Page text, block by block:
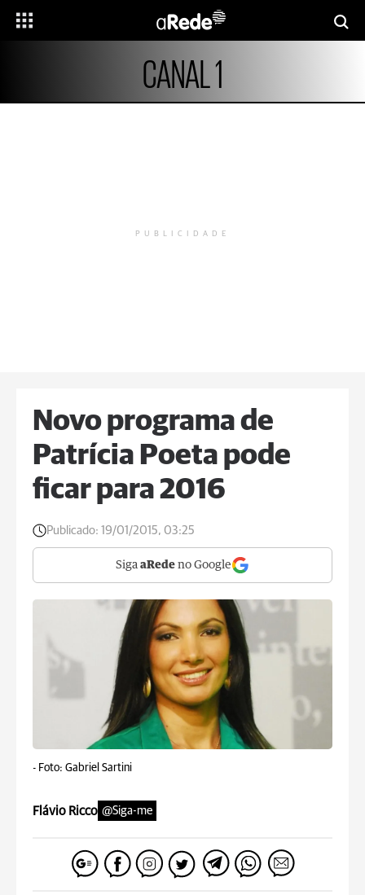
CANAL 1
PUBLICIDADE
Novo programa de
Patrícia Poeta pode
ficar para 2016
Publicado: 19/01/2015, 03:25
Siga aRede no Google
- Foto: Gabriel Sartini
Flávio Ricco @Siga-me